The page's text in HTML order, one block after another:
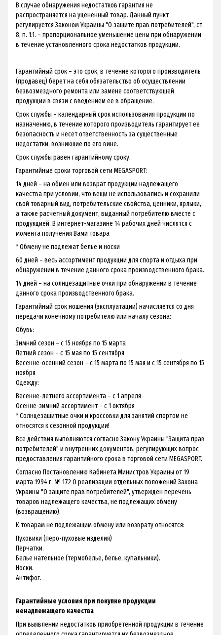
В случае обнаружения недостатков гарантия не
распространяется на уцененный товар. Данный пункт
регулируется Законом Украины "О защите прав потребителей", ст.
8, п. 1.1. – пропорциональное уменьшение цены при обнаружении
в течение установленного срока недостатков продукции.
Гарантийный срок – это срок, в течение которого производитель
(продавец) берет на себя обязательство об осуществлении
безвозмездного ремонта или замене соответствующей
продукции в связи с введением ее в обращение.
Срок службы – календарный срок использования продукции по
назначению, в течение которого производитель гарантирует ее
безопасность и несет ответственность за существенные
недостатки, возникшие по его вине.
Срок службы равен гарантийному сроку.
Гарантийные сроки торговой сети MEGASPORT:
14 дней – на обмен или возврат продукции надлежащего
качества при условии, что вещи не использовались и сохранили
свой товарный вид, потребительские свойства, ценники, ярлыки,
а также расчетный документ, выданный потребителю вместе с
продукцией. В интернет-магазине 14 рабочих дней числятся с
момента получения Вами товара
* Обмену не подлежат белье и носки
60 дней – весь ассортимент продукции для спорта и отдыха при
обнаружении в течение данного срока производственного брака.
14 дней – на солнцезащитные очки при обнаружении в течение
данного срока производственного брака.
Гарантийный срок ношения (эксплуатации) начисляется со дня
передачи конечному потребителю или началу сезона:
Обувь:
Зимний сезон – с 15 ноября по 15 марта
Летний сезон – с 15 мая по 15 сентября
Весенне-осенний сезон – с 15 марта по 15 мая и с 15 сентября по 15
ноября
Одежду:
Весенне-летнего ассортимента – с 1 апреля
Осенне-зимний ассортимент – с 1 октября
* Солнцезащитные очки и кроссовки для занятий спортом не
относятся к сезонной продукции!
Все действия выполняются согласно Закону Украины "Защита прав
потребителей" и внутренних документов, регулирующих вопрос
предоставления гарантийного срока в торговой сети MEGASPORT.
Согласно Постановлению Кабинета Министров Украины от 19
марта 1994 г. № 172 О реализации отдельных положений Закона
Украины "О защите прав потребителей", утвержден перечень
товаров надлежащего качества, не подлежащих обмену
(возвращению).
К товарам не подлежащим обмену или возврату относятся:
Пуховики (перо-пуховые изделия)
Перчатки.
Белье нательное (термобелье, белье, купальники).
Носки.
Антифог.
Гарантийные условия при покупке продукции
ненадлежащего качества
При выявлении недостатков приобретенной продукции в течение